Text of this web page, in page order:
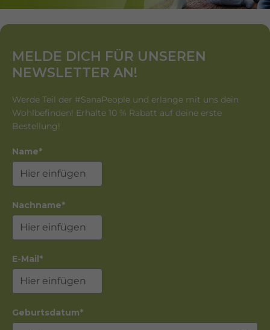
Jetzt bewerben und Teil unseres Netzwerks
MELDE DICH FÜR UNSEREN
NEWSLETTER AN!
Wohlbefinden! Erhalte 10 % Rabatt auf deine erste
Bestellung!